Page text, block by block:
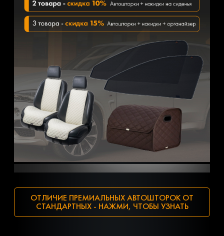
ОТЛИЧИЕ ПРЕМИАЛЬНЫХ АВТОШТОРОК ОТ
СТАНДАРТНЫХ - НАЖМИ, ЧТОБЫ УЗНАТЬ